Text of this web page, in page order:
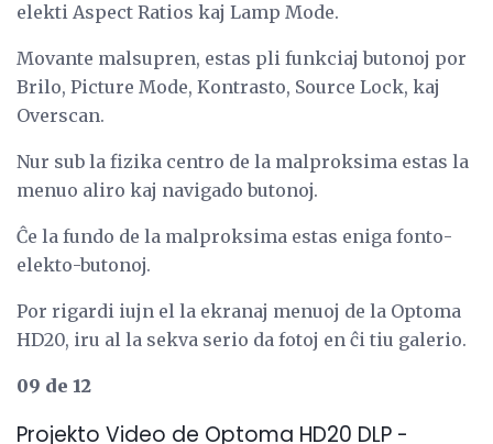
elekti Aspect Ratios kaj Lamp Mode.
Movante malsupren, estas pli funkciaj butonoj por
Brilo, Picture Mode, Kontrasto, Source Lock, kaj
Overscan.
Nur sub la fizika centro de la malproksima estas la
menuo aliro kaj navigado butonoj.
Ĉe la fundo de la malproksima estas eniga fonto-
elekto-butonoj.
Por rigardi iujn el la ekranaj menuoj de la Optoma
HD20, iru al la sekva serio da fotoj en ĉi tiu galerio.
09 de 12
Projekto Video de Optoma HD20 DLP -